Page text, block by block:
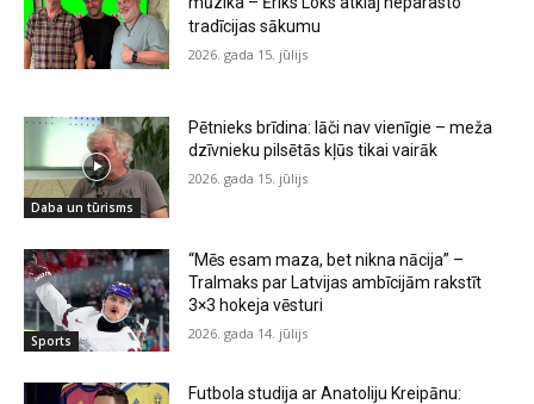
tradīcijas sākumu
2026. gada 15. jūlijs
Daba un tūrisms
Pētnieks brīdina: lāči nav vienīgie – meža
dzīvnieku pilsētās kļūs tikai vairāk
2026. gada 15. jūlijs
Sports
“Mēs esam maza, bet nikna nācija” –
Tralmaks par Latvijas ambīcijām rakstīt
3×3 hokeja vēsturi
2026. gada 14. jūlijs
Futbola studija ar Anatoliju Kreipānu: